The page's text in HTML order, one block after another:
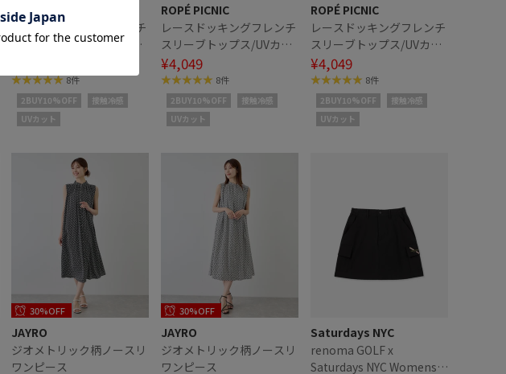
ROPÉ PICNIC
レースドッキングフレンチ
スリーブトップス/UVカッ
8件
2BUY10%OFF
接触冷感
UVカット
ROPÉ PICNIC
レースドッキングフレンチ
スリーブトップス/UVカッ
ト・接触冷感・汗染み防止
¥4,049
8件
2BUY10%OFF
接触冷感
UVカット
ROPÉ PICNIC
レースドッキングフレンチ
スリーブトップス/UVカッ
ト・接触冷感・汗染み防止
¥4,049
8件
2BUY10%OFF
接触冷感
UVカット
30%OFF
JAYRO
ジオメトリック柄ノースリ
ワンピース
30%OFF
JAYRO
ジオメトリック柄ノースリ
ワンピース
Saturdays NYC
renoma GOLF x
Saturdays NYC Womens